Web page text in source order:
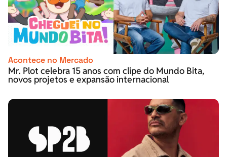
Acontece no Mercado
Mr. Plot celebra 15 anos com clipe do Mundo Bita,
novos projetos e expansão internacional